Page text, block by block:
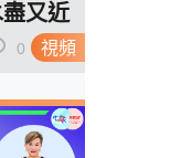
視頻
又近
0